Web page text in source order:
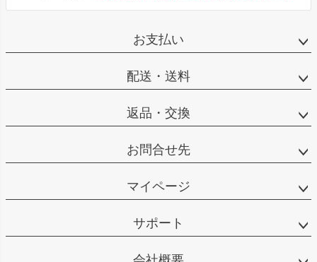
へ
お支払い
配送・送料
返品・交換
お問合せ先
マイページ
サポート